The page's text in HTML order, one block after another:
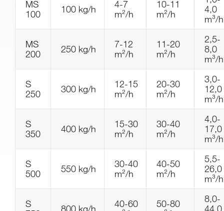
MS
100
100 kg/h
4-7
m²/h
10-11
m²/h
4,0
m³/h
MS
200
250 kg/h
7-12
m²/h
11-20
m²/h
2,5-
8,0
m³/h
S
250
300 kg/h
12-15
m²/h
20-30
m²/h
3,0-
12,0
m³/h
S
350
400 kg/h
15-30
m²/h
30-40
m²/h
4,0-
17,0
m³/h
S
500
550 kg/h
30-40
m²/h
40-50
m²/h
5,5-
26,0
m³/h
S
800 kg/h
40-60
50-80
8,0-
44,0